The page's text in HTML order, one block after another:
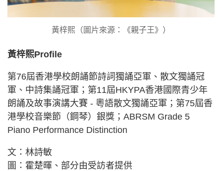
黃梓熙（圖片來源：《親子王》）
黃梓熙Profile
第76屆香港學校朗誦節詩詞獨誦亞軍、散文獨誦冠
軍、中詩集誦冠軍；第11屆HKYPA香港國際青少年
朗誦及故事演講大賽 - 粵語散文獨誦亞軍；第75屆香
港學校音樂節（鋼琴）銀獎；ABRSM Grade 5
Piano Performance Distinction
文：林詩敏
圖：霍楚暉、部分由受訪者提供